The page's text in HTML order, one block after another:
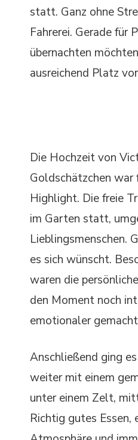
statt. Ganz ohne
Fahrerei. Gerade für
übernachten
ausreichend Platz
Die Hochzeit von
Goldschätzchen war
Highlight. Die freie
im Garten statt,
Lieblingsmenschen.
es sich wünscht.
waren die
den Moment noch
emotionaler
Anschließend ging
weiter mit einem
unter einem Zelt,
Richtig gutes Essen,